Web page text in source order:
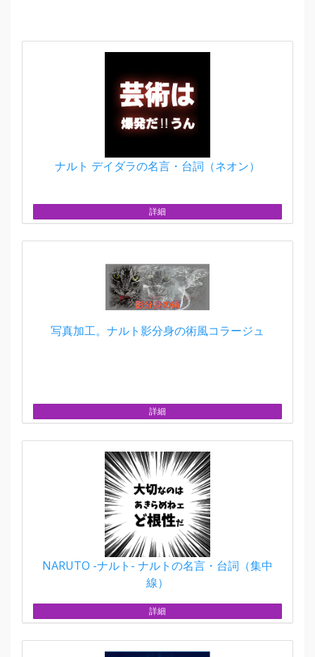
ナルト デイダラの名言・台詞（ネオン）
詳細
写真加工。ナルト影分身の術風コラージュ
詳細
NARUTO -ナルト- ナルトの名言・台詞（集中
線）
詳細